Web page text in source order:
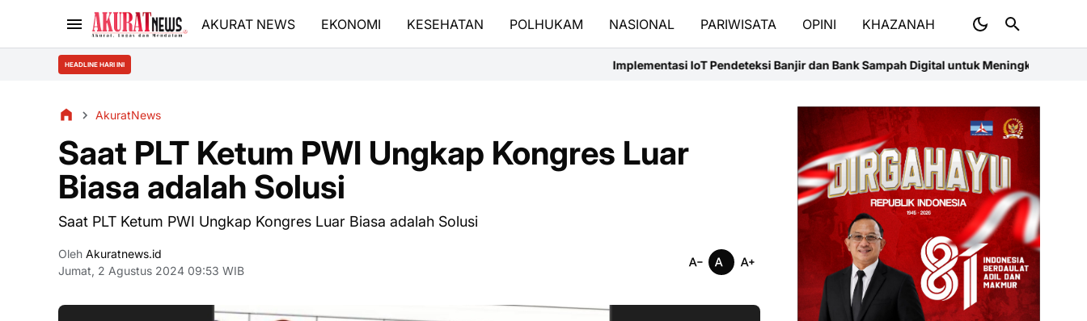
AKURAT NEWS EKONOMI KESEHATAN POLHUKAM NASIONAL PARIWISATA OPINI KHAZANAH
HEADLINE HARI INI Implementasi IoT Pendeteksi Banjir dan Bank Sampah Digital untuk Meningkatkan Ketahanan
AkuratNews
Saat PLT Ketum PWI Ungkap Kongres Luar
Biasa adalah Solusi
Saat PLT Ketum PWI Ungkap Kongres Luar Biasa adalah Solusi
Oleh Akuratnews.id
Jumat, 2 Agustus 2024 09:53 WIB